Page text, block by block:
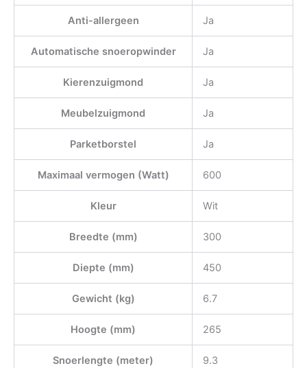
Anti-allergeen Ja
Automatische snoeropwinder Ja
Kierenzuigmond Ja
Meubelzuigmond Ja
Parketborstel Ja
Maximaal vermogen (Watt) 600
Kleur Wit
Breedte (mm) 300
Diepte (mm) 450
Gewicht (kg) 6.7
Hoogte (mm) 265
Snoerlengte (meter) 9.3